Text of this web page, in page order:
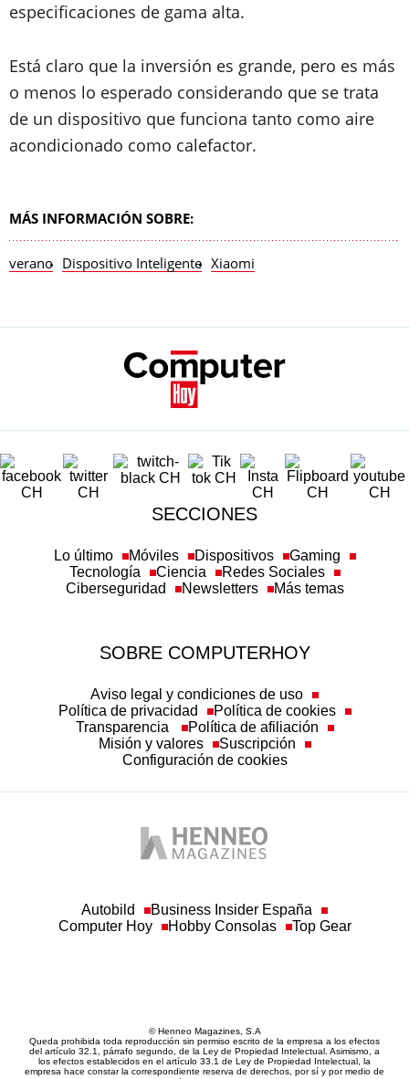
especificaciones de gama alta.
Está claro que la inversión es grande, pero es más
o menos lo esperado considerando que se trata
de un dispositivo que funciona tanto como aire
acondicionado como calefactor.
MÁS INFORMACIÓN SOBRE:
verano Dispositivo Inteligente Xiaomi
SECCIONES
Tecnología
Ciencia
Redes Sociales
Ciberseguridad
Newsletters Más temas
Política de privacidad
Política de cookies
Transparencia
Política de afiliación
Misión y valores
Suscripción
Configuración de cookies
Computer Hoy
Hobby Consolas Top Gear
del artículo 32.1, párrafo segundo, de la Ley de Propiedad Intelectual. Asimismo, a
los efectos establecidos en el artículo 33.1 de Ley de Propiedad Intelectual, la
empresa hace constar la correspondiente reserva de derechos, por sí y por medio de
sus redactores o autores.